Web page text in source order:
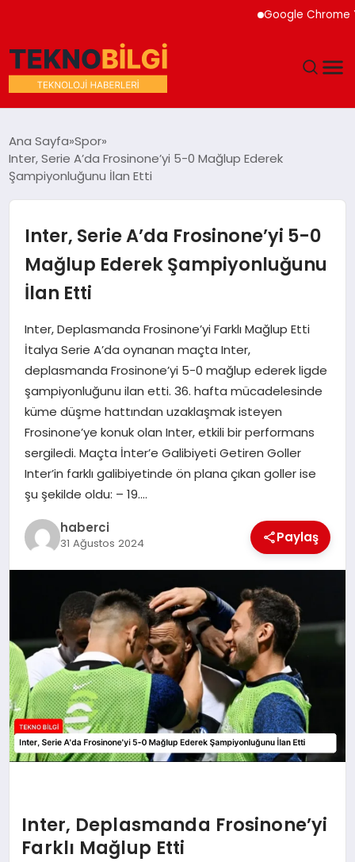
Google Chrome
DÜNYA
MAGAZIN
SAĞLIK
SIYASET
SPOR
TEKNOLOJI
YAŞAM
Ana Sayfa Spor
Inter, Serie A’da Frosinone’yi 5-0 Mağlup Ederek
Şampiyonluğunu İlan Etti
Inter, Serie A’da Frosinone’yi 5-0
Mağlup Ederek Şampiyonluğunu
İlan Etti
Inter, Deplasmanda Frosinone’yi Farklı Mağlup Etti
İtalya Serie A’da oynanan maçta Inter,
deplasmanda Frosinone’yi 5-0 mağlup ederek ligde
şampiyonluğunu ilan etti. 36. hafta mücadelesinde
küme düşme hattından uzaklaşmak isteyen
Frosinone’ye konuk olan Inter, etkili bir performans
sergiledi. Maçta İnter’e Galibiyeti Getiren Goller
Inter’in farklı galibiyetinde ön plana çıkan goller ise
şu şekilde oldu: – 19….
haberci
31 Ağustos 2024 Paylaş
Inter, Deplasmanda Frosinone’yi
Farklı Mağlup Etti